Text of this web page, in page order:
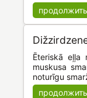
Ēteriskā eļļa
muskusa
noturīgu